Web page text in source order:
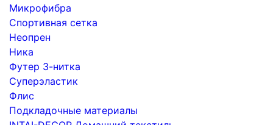
Микрофибра
Спортивная сетка
Неопрен
Ника
Футер 3-нитка
Суперэластик
Флис
Подкладочные материалы